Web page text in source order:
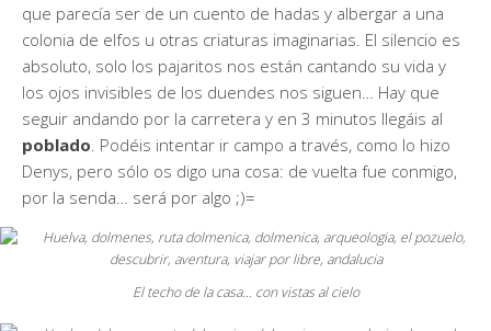
que parecía ser de un cuento de hadas y albergar a una
colonia de elfos u otras criaturas imaginarias. El silencio es
absoluto, solo los pajaritos nos están cantando su vida y
los ojos invisibles de los duendes nos siguen… Hay que
seguir andando por la carretera y en 3 minutos llegáis al
poblado. Podéis intentar ir campo a través, como lo hizo
Denys, pero sólo os digo una cosa: de vuelta fue conmigo,
por la senda… será por algo ;)=
El techo de la casa… con vistas al cielo